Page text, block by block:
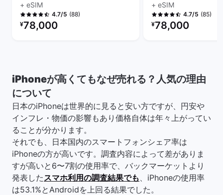
+ eSIM
4.7/5 (88)
リファービッシュ品の価格：
¥78,000
+ eSIM
4.7/5 (85)
リファービッシュ品の
¥78,000
iPhoneが高くてもなぜ売れる？人気の理由
について
日本のiPhoneは世界的に見ると安い方ですが、円安や
インフレ・物価の影響もあり価格自体は年々上がってい
ることが分かります。
それでも、日本国内のスマートフォンシェア率は
iPhoneの方が高いです。調査内容によって差がありま
すが高いと6〜7割の使用率で、バックマーケットより
発表したスマホ利用の調査結果でも 、iPhoneの使用率
は53.1%とAndroidを上回る結果でした。